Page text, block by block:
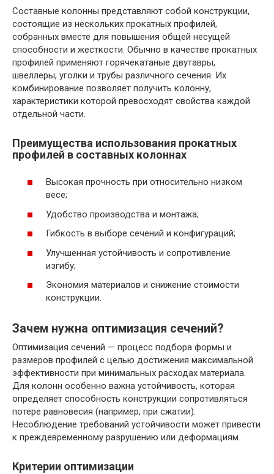
Составные колонны представляют собой конструкции,
состоящие из нескольких прокатных профилей,
собранных вместе для повышения общей несущей
способности и жесткости. Обычно в качестве прокатных
профилей применяют горячекатаные двутавры,
швеллеры, уголки и трубы различного сечения. Их
комбинирование позволяет получить колонну,
характеристики которой превосходят свойства каждой
отдельной части.
Преимущества использования прокатных
профилей в составных колоннах
Высокая прочность при относительно низком
весе;
Удобство производства и монтажа;
Гибкость в выборе сечений и конфигураций;
Улучшенная устойчивость и сопротивление
изгибу;
Экономия материалов и снижение стоимости
конструкции.
Зачем нужна оптимизация сечений?
Оптимизация сечений — процесс подбора формы и
размеров профилей с целью достижения максимальной
эффективности при минимальных расходах материала.
Для колонн особенно важна устойчивость, которая
определяет способность конструкции сопротивляться
потере равновесия (например, при сжатии).
Несоблюдение требований устойчивости может привести
к преждевременному разрушению или деформациям.
Критерии оптимизации